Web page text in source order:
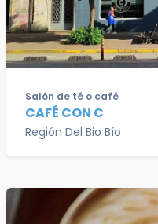
Salón de té o café
CAFÉ CON C
Región Del Bio Bío